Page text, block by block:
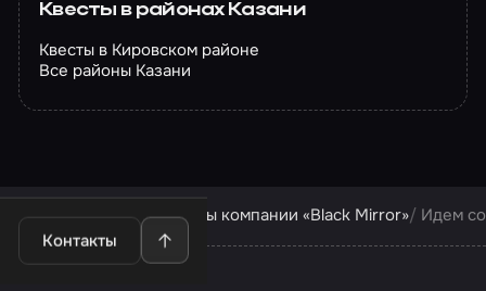
Квесты в районах Казани
Квесты в Кировском районе
Все районы Казани
Контакты
Квесты в Казани Квесты компании «Black Mirror» Идем